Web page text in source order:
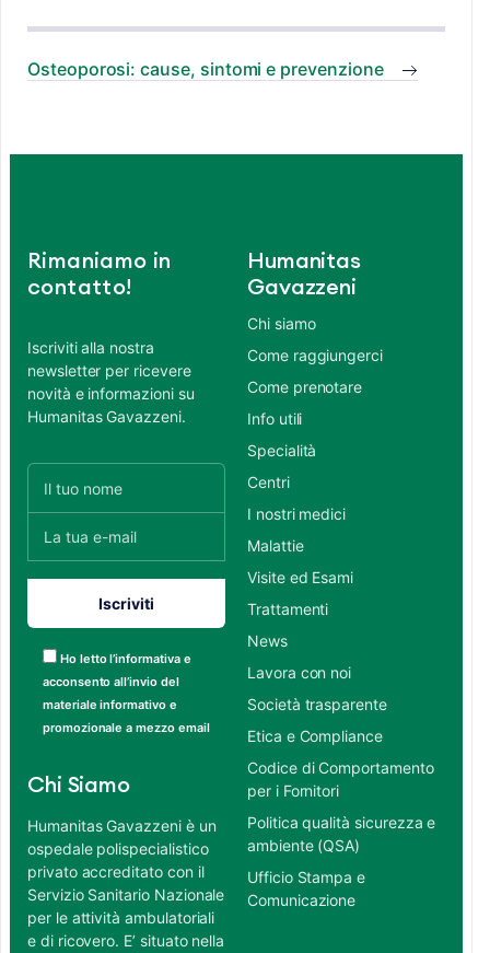
Osteoporosi: cause, sintomi e prevenzione
Rimaniamo in
contatto!
Iscriviti alla nostra
newsletter per ricevere
novità e informazioni su
Humanitas Gavazzeni.
Ho letto l’informativa e
acconsento all’invio del
materiale informativo e
promozionale a mezzo email
Chi Siamo
Humanitas Gavazzeni è un
ospedale polispecialistico
privato accreditato con il
Servizio Sanitario Nazionale
per le attività ambulatoriali
e di ricovero. E’ situato nella
Humanitas
Gavazzeni
Chi siamo
Come raggiungerci
Come prenotare
Info utili
Specialità
Centri
I nostri medici
Malattie
Visite ed Esami
Trattamenti
News
Lavora con noi
Società trasparente
Etica e Compliance
Codice di Comportamento
per i Fornitori
Politica qualità sicurezza e
ambiente (QSA)
Ufficio Stampa e
Comunicazione